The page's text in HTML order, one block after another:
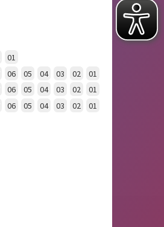
01
06 05 04 03 02 01
06 05 04 03 02 01
06 05 04 03 02
01